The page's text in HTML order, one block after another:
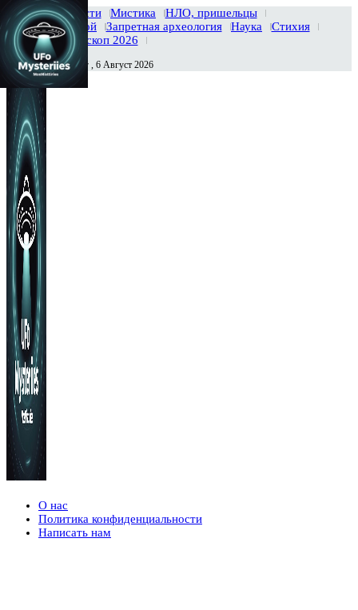
Главная Новости Мистика
НЛО, пришельцы
Тайны вселенной
Запретная археология Наука
Стихия
История
Гороскоп 2026
Сегодня Четверг , 6 Август 2026
О нас
Политика конфиденциальности
Написать нам